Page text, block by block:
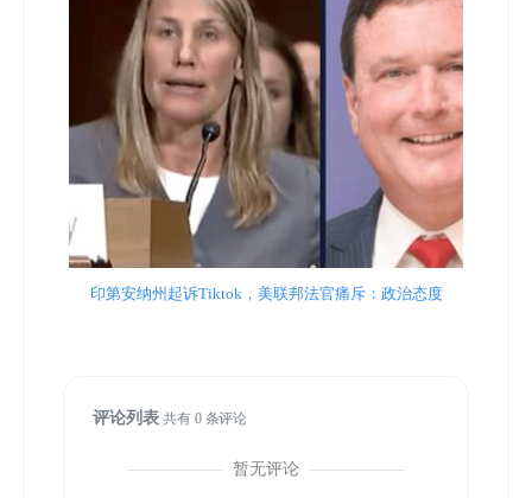
印第安纳州起诉Tiktok，美联邦法官痛斥：政治态度
评论列表共有 0条评论
暂无评论